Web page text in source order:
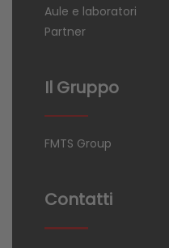
Aule e laboratori
Partner
Il Gruppo
FMTS Group
Contatti